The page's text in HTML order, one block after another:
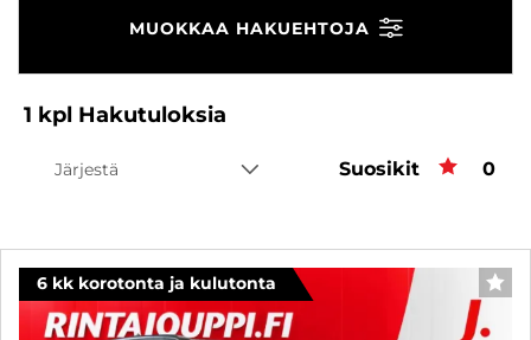
MUOKKAA HAKUEHTOJA
1 kpl Hakutuloksia
Järjestä Suosikit 0
6 kk korotonta ja kulutonta